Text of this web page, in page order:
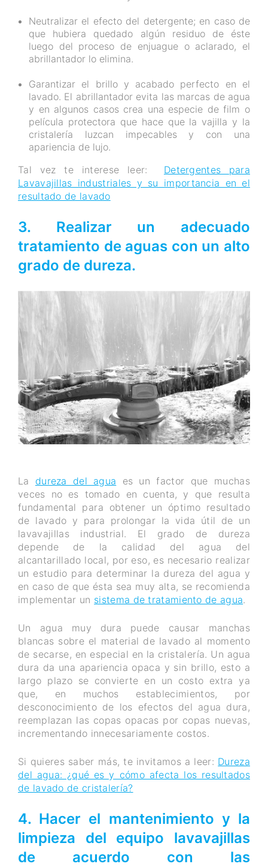
Neutralizar el efecto del detergente; en caso de
que hubiera quedado algún residuo de éste
luego del proceso de enjuague o aclarado, el
abrillantador lo elimina.
Garantizar el brillo y acabado perfecto en el
lavado. El abrillantador evita las marcas de agua
y en algunos casos crea una especie de film o
película protectora que hace que la vajilla y la
cristalería luzcan impecables y con una
apariencia de lujo.
Tal vez te interese leer: Detergentes para
Lavavajillas industriales y su importancia en el
resultado de lavado
3. Realizar un adecuado
tratamiento de aguas con un alto
grado de dureza.
La dureza del agua es un factor que muchas
veces no es tomado en cuenta, y que resulta
fundamental para obtener un óptimo resultado
de lavado y para prolongar la vida útil de un
lavavajillas industrial. El grado de dureza
depende de la calidad del agua del
alcantarillado local, por eso, es necesario realizar
un estudio para determinar la dureza del agua y
en caso de que ésta sea muy alta, se recomienda
implementar un sistema de tratamiento de agua.
Un agua muy dura puede causar manchas
blancas sobre el material de lavado al momento
de secarse, en especial en la cristalería. Un agua
dura da una apariencia opaca y sin brillo, esto a
largo plazo se convierte en un costo extra ya
que, en muchos establecimientos, por
desconocimiento de los efectos del agua dura,
reemplazan las copas opacas por copas nuevas,
incrementando innecesariamente costos.
Si quieres saber más, te invitamos a leer: Dureza
del agua: ¿qué es y cómo afecta los resultados
de lavado de cristalería?
4. Hacer el mantenimiento y la
limpieza del equipo lavavajillas
de acuerdo con las